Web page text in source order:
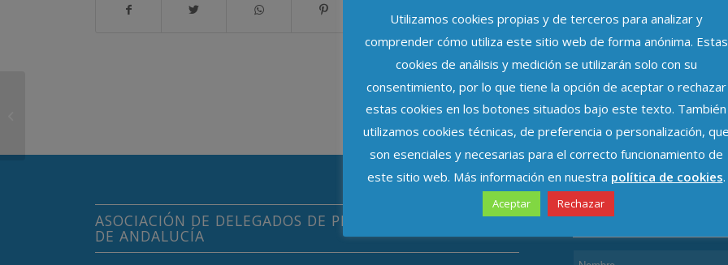
ASOCIACIÓN DE DELEGADOS DE PROTECCIÓN DE DATOS
DE ANDALUCÍA
CONTACTAR
Utilizamos cookies propias y de terceros para analizar y
comprender cómo utiliza este sitio web de forma anónima. Estas
cookies de análisis y medición se utilizarán solo con su
consentimiento, por lo que tiene la opción de aceptar o rechazar
estas cookies en los botones situados bajo este texto. También
utilizamos cookies técnicas, de preferencia o personalización, que
son esenciales y necesarias para el correcto funcionamiento de
este sitio web. Más información en nuestra política de cookies.
Aceptar Rechazar